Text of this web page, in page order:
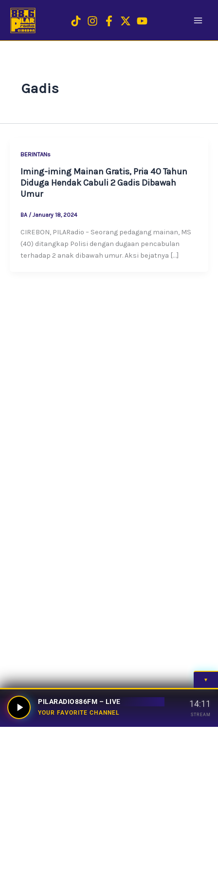
content
Gadis
BERINTANs
Iming-iming Mainan Gratis, Pria 40 Tahun
Diduga Hendak Cabuli 2 Gadis Dibawah
Umur
BA / January 18, 2024
CIREBON, PILARadio – Seorang pedagang mainan, MS
(40) ditangkap Polisi dengan dugaan pencabulan
terhadap 2 anak dibawah umur. Aksi bejatnya […]
▼
PILARADIO886FM – LIVE
YOUR FAVORITE CHANNEL
14:11
STREAM